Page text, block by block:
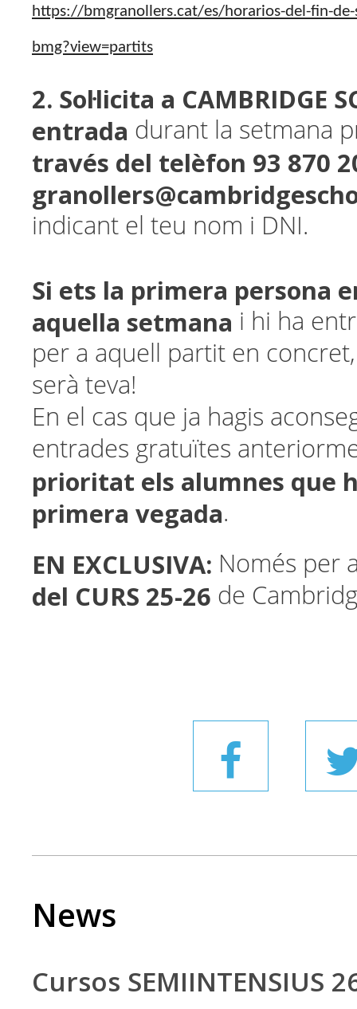
https://bmgranollers.cat/es/horarios-del-fin-de-
bmg?view=partits
2. Sol·licita a CAMBRIDGE
entrada durant la setmana
través del telèfon 93 870
indicant el teu nom i DNI.
Si ets la primera persona
aquella setmana i hi ha
per a aquell partit en
serà teva!
En el cas que ja hagis
entrades gratuïtes
prioritat els alumnes que
primera vegada.
EN EXCLUSIVA: Només per
del CURS 25-26 de
News
Cursos SEMIINTENSIUS